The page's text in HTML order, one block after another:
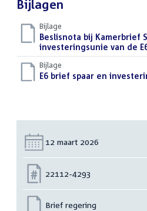
Bijlagen
Bijlage
Download
bestand:
Beslisnota bij Kamerbrief
investeringsunie van de
Bijlage
Download
E6 brief spaar en
Datum:
12 maart 2026
Nummer:
22112-4293
Brief regering